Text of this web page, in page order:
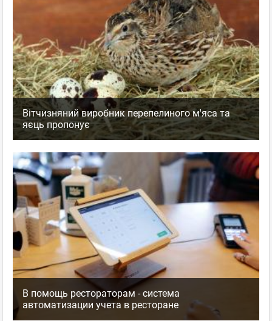
Вітчизняний виробник перепелиного м'яса та
яєць пропонує
В помощь рестораторам - система
автоматизации учета в ресторане